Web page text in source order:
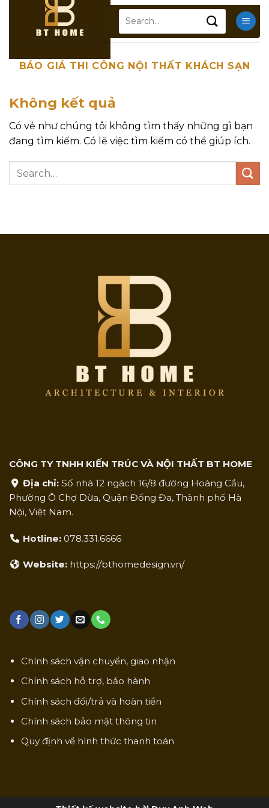
BÁO GIÁ THI CÔNG NỘI THẤT KHÁCH SẠN
Không kết quả
Có vẻ như chúng tôi không tìm thấy những gì bạn
đang tìm kiếm. Có lẽ việc tìm kiếm có thể giúp ích.
CÔNG TY TNHH KIẾN TRÚC VÀ NỘI THẤT BT HOME
Địa chỉ: Số nhà 12 ngách 16/8 đường Hoàng Cầu,
Phường Ô Chợ Dừa, Quận Đống Đa, Thành phố Hà
Nội, Việt Nam.
Hotline: 078.331.6666
Website: https://bthomedesign.vn/
Chính sách vận chuyển, giao nhận
Chính sách hỗ trợ, bảo hành
Chính sách đổi/trả và hoàn tiền
Chính sách bảo mật thông tin
Quy định về hình thức thanh toán